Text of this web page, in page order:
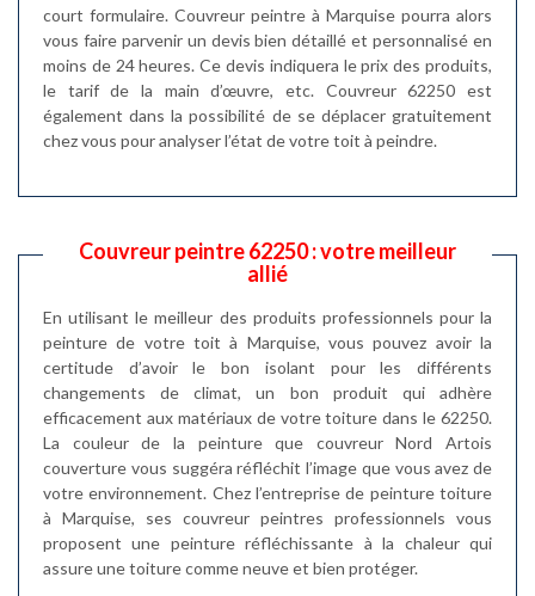
court formulaire. Couvreur peintre à Marquise pourra alors
vous faire parvenir un devis bien détaillé et personnalisé en
moins de 24 heures. Ce devis indiquera le prix des produits,
le tarif de la main d’œuvre, etc. Couvreur 62250 est
également dans la possibilité de se déplacer gratuitement
chez vous pour analyser l’état de votre toit à peindre.
Couvreur peintre 62250 : votre meilleur
allié
En utilisant le meilleur des produits professionnels pour la
peinture de votre toit à Marquise, vous pouvez avoir la
certitude d’avoir le bon isolant pour les différents
changements de climat, un bon produit qui adhère
efficacement aux matériaux de votre toiture dans le 62250.
La couleur de la peinture que couvreur Nord Artois
couverture vous suggéra réfléchit l’image que vous avez de
votre environnement. Chez l’entreprise de peinture toiture
à Marquise, ses couvreur peintres professionnels vous
proposent une peinture réfléchissante à la chaleur qui
assure une toiture comme neuve et bien protéger.